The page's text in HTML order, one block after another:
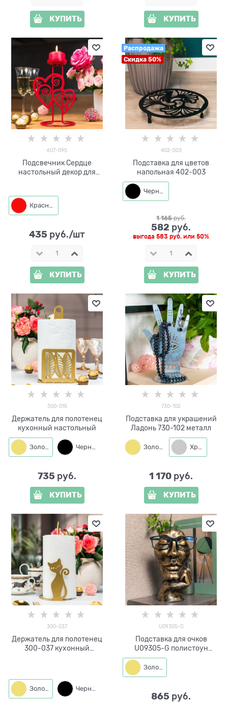
КУПИТЬ КУПИТЬ
607-095
Подсвечник Сердце
настольный декор для
Красный
435 руб./шт
КУПИТЬ
Распродажа
Скидка 50%
402-003
Подставка для цветов
напольная 402-003
Черный
1 165 руб.
582 руб.
выгода 583 руб. или 50%
КУПИТЬ
300-015
Держатель для полотенец
кухонный настольный
Золото Черный
735 руб.
КУПИТЬ
730-102
Подставка для украшений
Ладонь 730-102 металл
Золото Хром
1 170 руб.
КУПИТЬ
300-037
Держатель для полотенец
300-037 кухонный
Золото Черный
U09305-G
Подставка для очков
U09305-G полистоун
цв.золотой
Золото
865 руб.